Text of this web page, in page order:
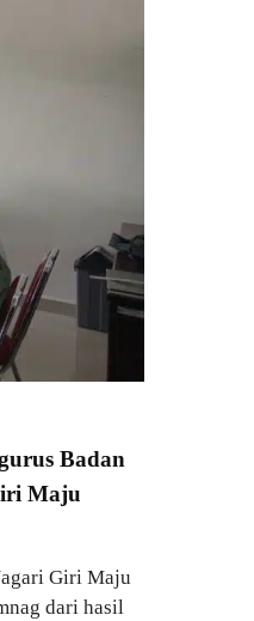
Badan
Maju
Giri Maju
dari hasil